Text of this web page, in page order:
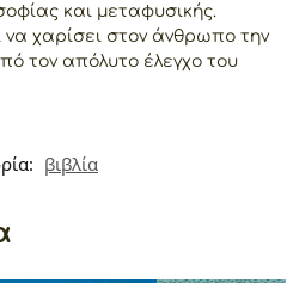
και μεταφυσικής.
χαρίσει στον άνθρωπο την
τον απόλυτο έλεγχο του
βιβλία